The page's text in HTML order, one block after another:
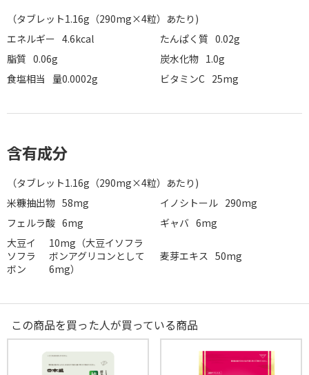
（タブレット1.16g（290mg×4粒）あたり)
エネルギー 4.6kcal たんぱく質 0.02g
脂質 0.06g 炭水化物 1.0g
食塩相当
量0.0002g ビタミンC 25mg
含有成分
（タブレット1.16g（290mg×4粒）あたり)
米糠抽出物 58mg イノシトール 290mg
フェルラ酸 6mg ギャバ 6mg
大豆イ
ソフラ
ボン
10mg（大豆イソフラ
ボンアグリコンとして
6mg）
麦芽エキス 50mg
この商品を買った人が買っている商品